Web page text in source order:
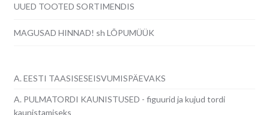
UUED TOOTED SORTIMENDIS
MAGUSAD HINNAD! sh LÕPUMÜÜK
A. EESTI TAASISESEISVUMISPÄEVAKS
A. PULMATORDI KAUNISTUSED - figuurid ja kujud tordi
kaunistamiseks